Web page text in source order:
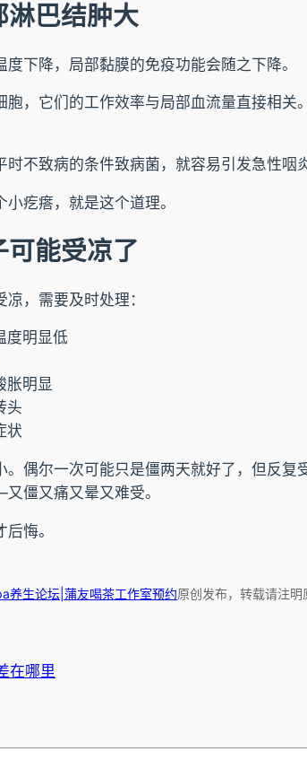
淋巴结肿大
下降，局部黏膜的免疫功能会随之下降。
，它们的工作效率与局部血流量直接相
不致病的条件致病菌，就容易引发急性咽
疙瘩，就是这个道理。
可能受凉了
，需要及时处理：
度明显低
胀明显
头
状
偶尔一次可能只是僵两天就好了，但反
僵又痛又晕又难受。
悔。
养生论坛|蒲友喝茶工作室预约原创发布，转载请注明
在哪里